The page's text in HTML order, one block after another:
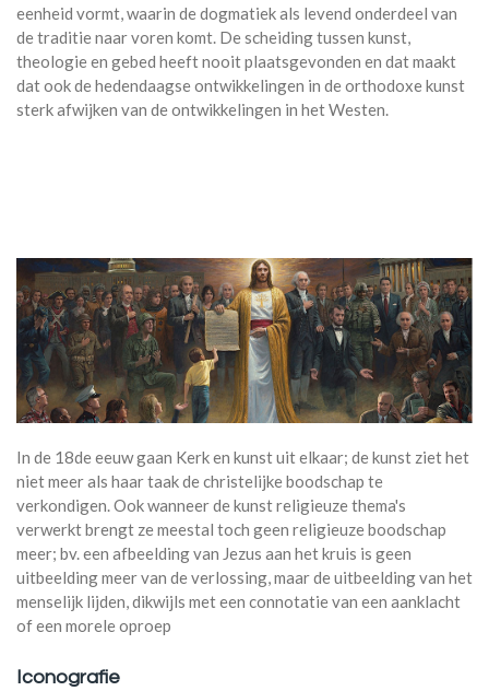
eenheid vormt, waarin de dogmatiek als levend onderdeel van
de traditie naar voren komt. De scheiding tussen kunst,
theologie en gebed heeft nooit plaatsgevonden en dat maakt
dat ook de hedendaagse ontwikkelingen in de orthodoxe kunst
sterk afwijken van de ontwikkelingen in het Westen.
In de 18de eeuw gaan Kerk en kunst uit elkaar; de kunst ziet het
niet meer als haar taak de christelijke boodschap te
verkondigen. Ook wanneer de kunst religieuze thema's
verwerkt brengt ze meestal toch geen religieuze boodschap
meer; bv. een afbeelding van Jezus aan het kruis is geen
uitbeelding meer van de verlossing, maar de uitbeelding van het
menselijk lijden, dikwijls met een connotatie van een aanklacht
of een morele oproep
Iconografie